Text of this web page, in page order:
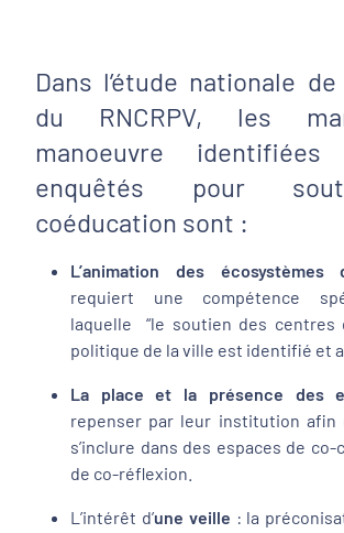
Dans l’étude nationale de
du RNCRPV, les
manoeuvre
enquêtés pour
coéducation sont :
L’animation des écosystèmes
requiert une compétence
laquelle “le soutien des centres
politique de la ville est identifié et
La place et la présence des
repenser par leur institution afin
s’inclure dans des espaces de
de co-réflexion.
L’intérêt d’une veille : la